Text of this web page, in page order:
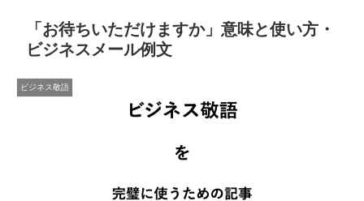
「お待ちいただけますか」意味と使い方・
ビジネスメール例文
ビジネス敬語